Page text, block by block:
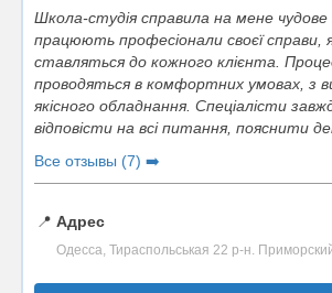
Школа-студія справила на мене
працюють професіонали своєї справи,
ставляться до кожного клієнта.
проводяться в комфортних умовах, з
якісного обладнання. Спеціалісти
відповісти на всі питання, пояснити
Все отзывы (7) ➡️
📍 Адрес
Одесса, Тираспольськая 22 р-н.